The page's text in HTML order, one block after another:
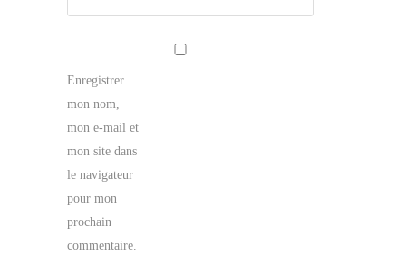
Enregistrer
mon nom,
mon e-mail et
mon site dans
le navigateur
pour mon
prochain
commentaire.